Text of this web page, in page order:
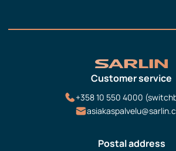
Customer service
+358 10 550 4000
Postal address